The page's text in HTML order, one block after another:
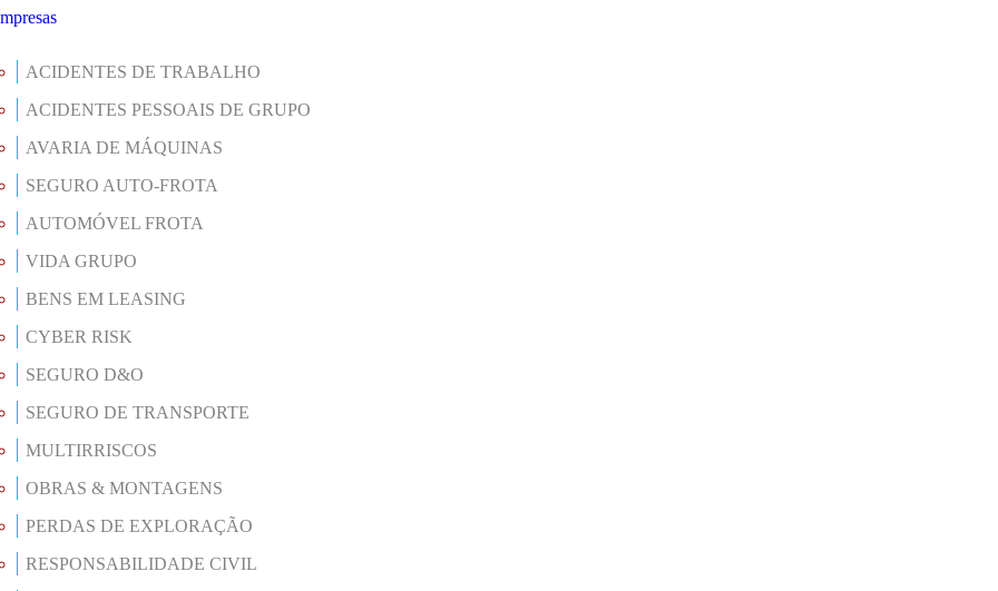
ACIDENTES DE TRABALHO
ACIDENTES PESSOAIS DE GRUPO
AVARIA DE MÁQUINAS
SEGURO AUTO-FROTA
AUTOMÓVEL FROTA
VIDA GRUPO
BENS EM LEASING
CYBER RISK
SEGURO D&O
SEGURO DE TRANSPORTE
MULTIRRISCOS
OBRAS & MONTAGENS
PERDAS DE EXPLORAÇÃO
RESPONSABILIDADE CIVIL